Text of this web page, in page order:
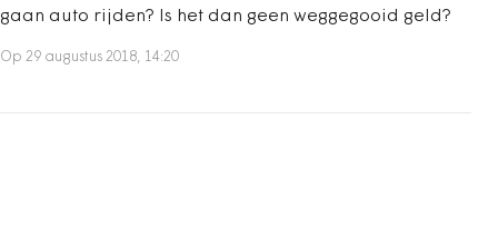
gaan auto rijden? Is het dan geen weggegooid geld?
Op 29 augustus 2018, 14:20